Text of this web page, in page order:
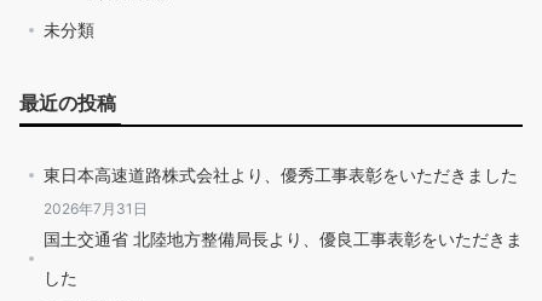
未分類
最近の投稿
東日本高速道路株式会社より、優秀工事表彰をいただきました
2026年7月31日
国土交通省 北陸地方整備局長より、優良工事表彰をいただきま
した